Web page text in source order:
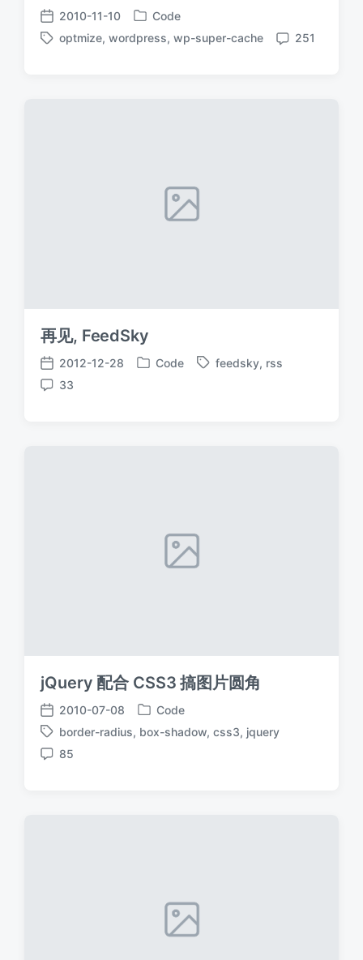
发
布
2010-11-10
发
布
Code
标
optmize, wordpress, wp-super-cache
评
251
再见, FeedSky
发
布
2012-12-28
发
Code
标
feedsky, rss
评
33
jQuery 配合 CSS3 搞图片圆角
发
布
日
2010-07-08
发
布
Code
标
签
border-radius, box-shadow, css3, jquery
评
85